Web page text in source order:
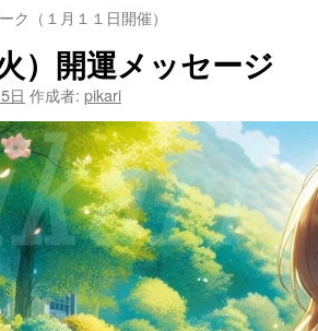
ク（１月１１日開催）
）開運メッセージ
日 作成者: pikari